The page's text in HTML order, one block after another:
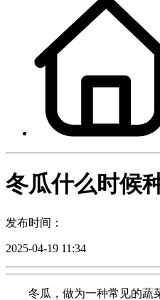
冬瓜什么时候
发布时间：
2025-04-19 11:34
冬瓜，做为一种常见的蔬